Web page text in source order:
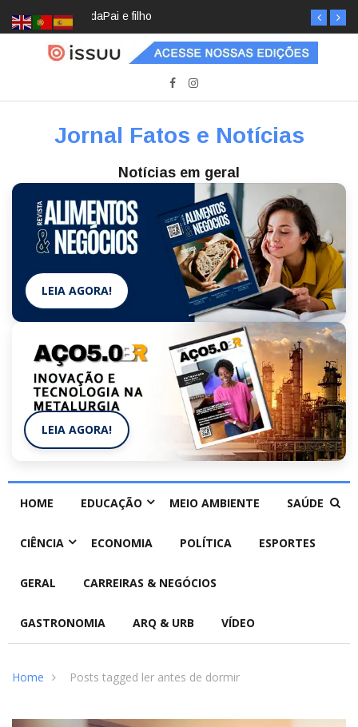
Pai e filho
Jornal Fatos e Notícias
Notícias em geral
LEIA AGORA!
LEIA AGORA!
HOME EDUCAÇÃO MEIO AMBIENTE SAÚDE
CIÊNCIA ECONOMIA POLÍTICA ESPORTES
GERAL CARREIRAS & NEGÓCIOS
GASTRONOMIA ARQ & URB VÍDEO
Home Posts tagged ler antes de dormir